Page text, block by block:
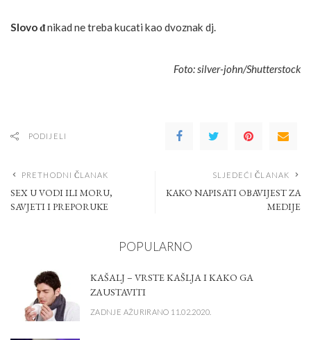
Slo­vo đni­kad ne tre­ba ku­ca­ti kao dvo­znak dj.
Foto: silver-john/Shutterstock
PODIJELI
PRETHODNI ČLANAK
SEX U VODI ILI MORU,
SAVJETI I PREPORUKE
SLJEDEĆI ČLANAK
KAKO NAPISATI OBAVIJEST ZA
MEDIJE
POPULARNO
KAŠALJ – VRSTE KAŠLJA I KAKO GA
ZAUSTAVITI
ZADNJE AŽURIRANO 11.02.2020.